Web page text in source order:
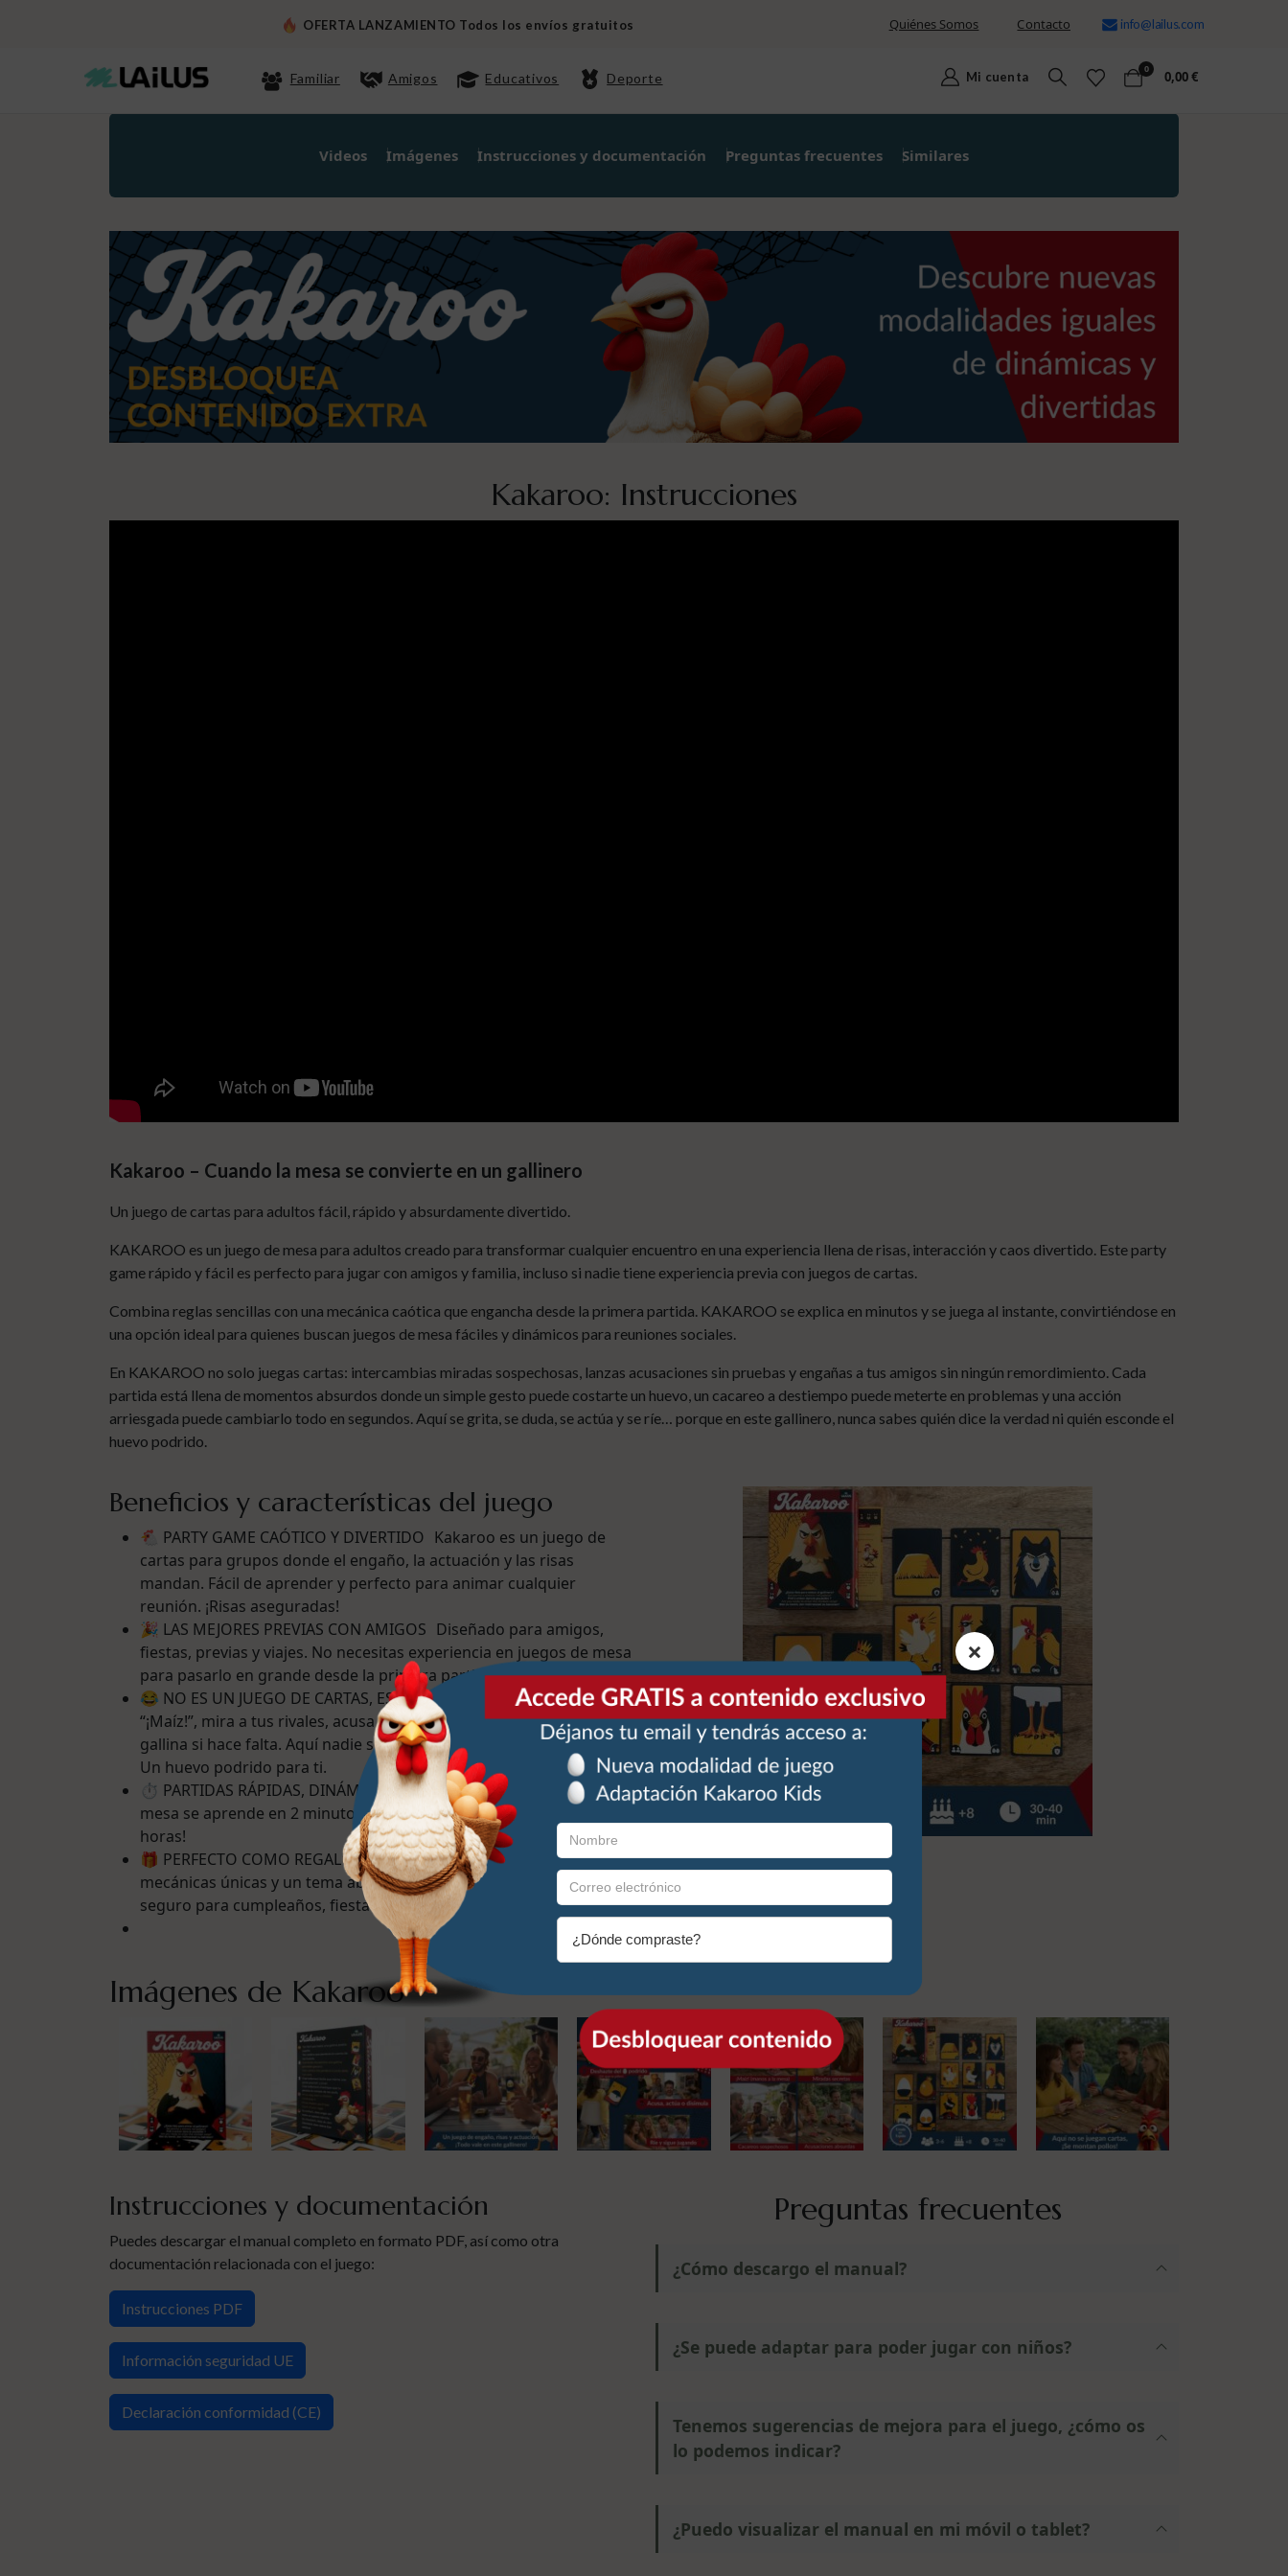
OFERTA LANZAMIENTO Todos los envíos gratuitos Quiénes Somos Contacto info@lailus.com
Familiar Amigos Educativos Deporte Mi cuenta
0 0,00€
Videos Imágenes Instrucciones y documentación Preguntas frecuentes Similares
Kakaroo: Instrucciones
Kakaroo – Cuando la mesa se convierte en un gallinero
Un juego de cartas para adultos fácil, rápido y absurdamente divertido.
KAKAROO es un juego de mesa para adultos creado para transformar cualquier encuentro en una experiencia llena de risas, interacción y caos divertido. Este party
game rápido y fácil es perfecto para jugar con amigos y familia, incluso si nadie tiene experiencia previa con juegos de cartas.
Combina reglas sencillas con una mecánica caótica que engancha desde la primera partida. KAKAROO se explica en minutos y se juega al instante, convirtiéndose en
una opción ideal para quienes buscan juegos de mesa fáciles y dinámicos para reuniones sociales.
En KAKAROO no solo juegas cartas: intercambias miradas sospechosas, lanzas acusaciones sin pruebas y engañas a tus amigos sin ningún remordimiento. Cada
partida está llena de momentos absurdos donde un simple gesto puede costarte un huevo, un cacareo a destiempo puede meterte en problemas y una acción
arriesgada puede cambiarlo todo en segundos. Aquí se grita, se duda, se actúa y se ríe… porque en este gallinero, nunca sabes quién dice la verdad ni quién esconde el
huevo podrido.
Beneficios y características del juego
🐔 PARTY GAME CAÓTICO Y DIVERTIDO Kakaroo es un juego de
cartas para grupos donde el engaño, la actuación y las risas
mandan. Fácil de aprender y perfecto para animar cualquier
reunión. ¡Risas aseguradas!
🎉 LAS MEJORES PREVIAS CON AMIGOS Diseñado para amigos,
fiestas, previas y viajes. No necesitas experiencia en juegos de mesa
para pasarlo en grande desde la primera partida.
😂 NO ES UN JUEGO DE CARTAS, ES UNA EXPERIENCIA Grita
“¡Maíz!”, mira a tus rivales, acusa sin pruebas y actúa como una
gallina si hace falta. Aquí nadie se queda mirando. ¿Te han pillado?
Un huevo podrido para ti.
⏱ PARTIDAS RÁPIDAS, DINÁMICAS Y MUY FÁCILES: este juego de
mesa se aprende en 2 minutos ¡pero lo querréis jugar durante
horas!
🎁 PERFECTO COMO REGALO ORIGINAL Incluye 110 cartas con
mecánicas únicas y un tema absurdo que engancha. Un acierto
seguro para cumpleaños, fiestas y amigos invisibles.
Imágenes de Kakaroo
Instrucciones y documentación
Puedes descargar el manual completo en formato PDF, así como otra
documentación relacionada con el juego:
Instrucciones PDF
Información seguridad UE
Declaración conformidad (CE)
Preguntas frecuentes
¿Cómo descargo el manual?
¿Se puede adaptar para poder jugar con niños?
Tenemos sugerencias de mejora para el juego, ¿cómo os
lo podemos indicar?
¿Puedo visualizar el manual en mi móvil o tablet?
×
Desbloquear contenido